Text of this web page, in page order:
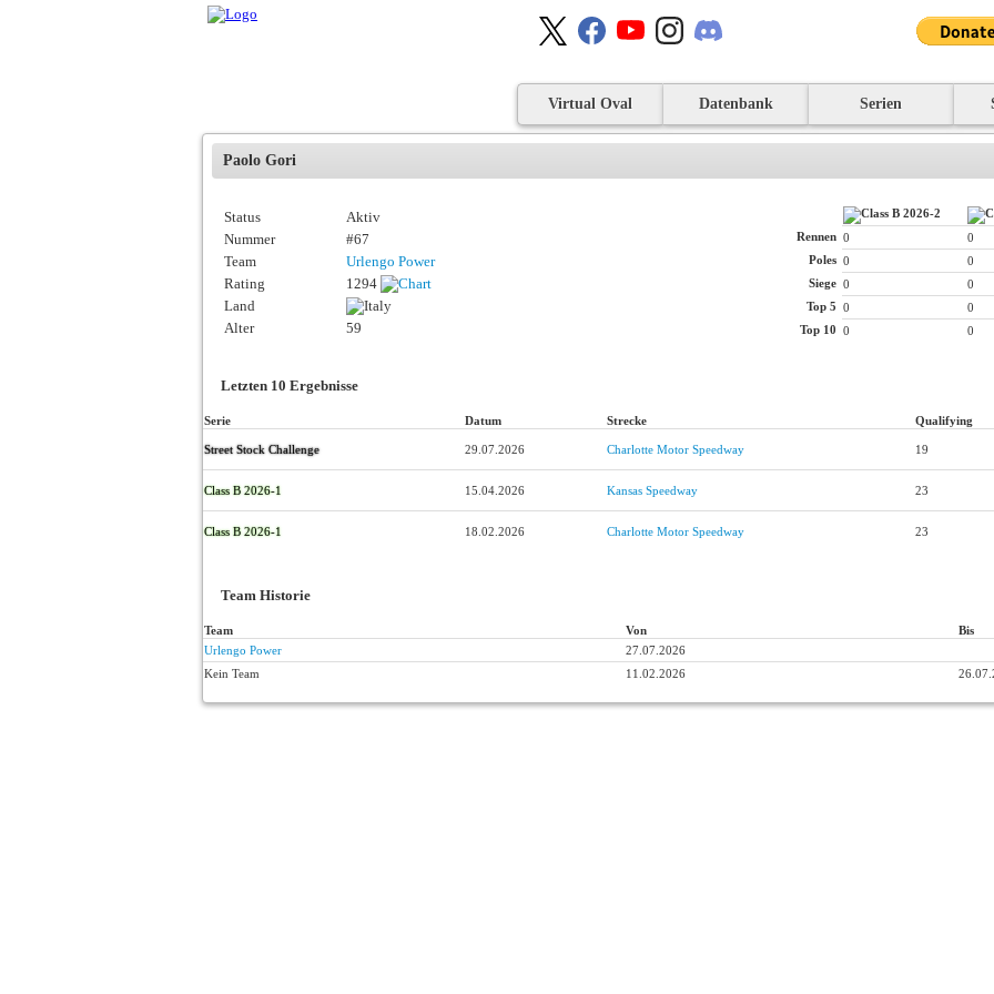
Virtual Oval Datenbank Serien
Paolo Gori
Status
Aktiv
Nummer
#67
Team
Urlengo Power
Rating
1294
Land
Alter
59
Rennen 0 0
Poles 0 0
Siege 0 0
Top 5 0 0
Top 10 0 0
Letzten 10 Ergebnisse
Serie Datum Strecke Qualifying
Street Stock Challenge 29.07.2026 Charlotte Motor Speedway 19
Class B 2026-1 15.04.2026 Kansas Speedway 23
Class B 2026-1 18.02.2026 Charlotte Motor Speedway 23
Team Historie
Team Von
Bis
Urlengo Power
27.07.2026
Kein Team
11.02.2026